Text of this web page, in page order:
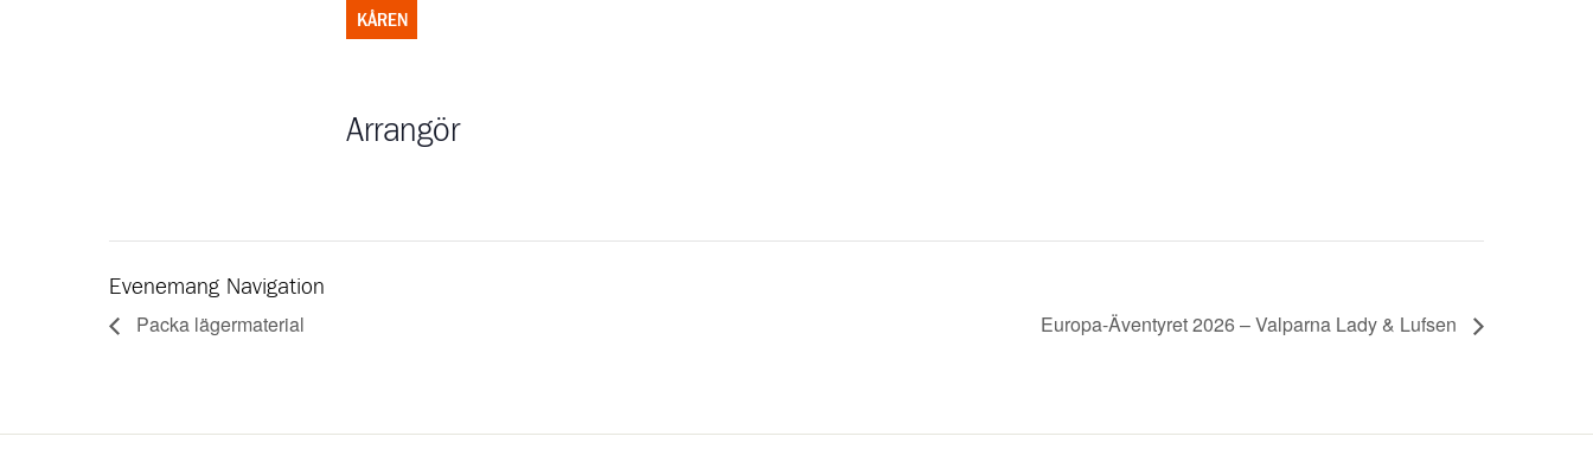
KÅREN
Arrangör
Evenemang Navigation
Packa lägermaterial Europa-Äventyret 2026 – Valparna Lady & Lufsen